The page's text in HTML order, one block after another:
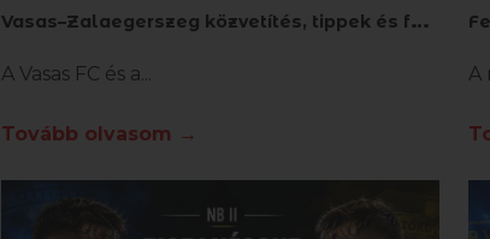
V
asas–Zalaegerszeg közvetítés, tippek és fogadás
A Vasas FC és a
Tovább olvasom →
A